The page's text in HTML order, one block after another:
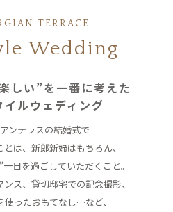
TERRACE
Wedding
しい”を一番に考えた
イルウェディング
ンテラスの結婚式で
は、 新郎新婦はもちろん、
日を過ごしていただくこと。
ス、貸切邸宅での記念撮影、
ったおもてなし…など、